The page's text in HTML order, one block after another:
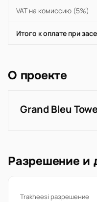
VAT на комиссию (5%)
Итого к оплате при
О проекте
Grand Bleu
Разрешение и
Trakheesi разрешение